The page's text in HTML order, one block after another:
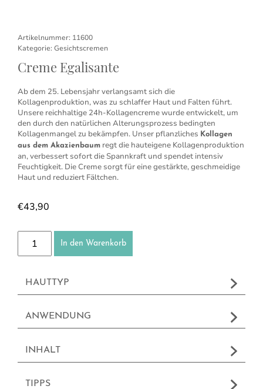
Artikelnummer: 11600
Kategorie: Gesichtscremen
Creme Egalisante
Ab dem 25. Lebensjahr verlangsamt sich die
Kollagenproduktion, was zu schlaffer Haut und Falten führt.
Unsere reichhaltige 24h-Kollagencreme wurde entwickelt, um
den durch den natürlichen Alterungsprozess bedingten
Kollagenmangel zu bekämpfen. Unser pflanzliches Kollagen
aus dem Akazienbaum regt die hauteigene Kollagenproduktion
an, verbessert sofort die Spannkraft und spendet intensiv
Feuchtigkeit. Die Creme sorgt für eine gestärkte, geschmeidige
Haut und reduziert Fältchen.
€43,90
Creme Egalisante Menge
In den Warenkorb
HAUTTYP
ANWENDUNG
INHALT
TIPPS